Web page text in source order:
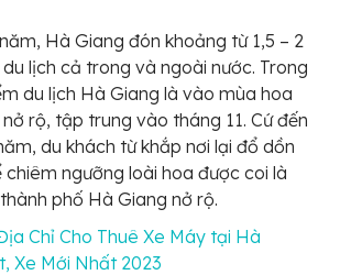
Hà Giang đón khoảng từ 1,5 – 2
lịch cả trong và ngoài nước. Trong
du lịch Hà Giang là vào mùa hoa
rộ, tập trung vào tháng 11. Cứ đến
du khách từ khắp nơi lại đổ dồn
chiêm ngưỡng loài hoa được coi là
phố Hà Giang nở rộ.
Chỉ Cho Thuê Xe Máy tại Hà
Xe Mới Nhất 2023